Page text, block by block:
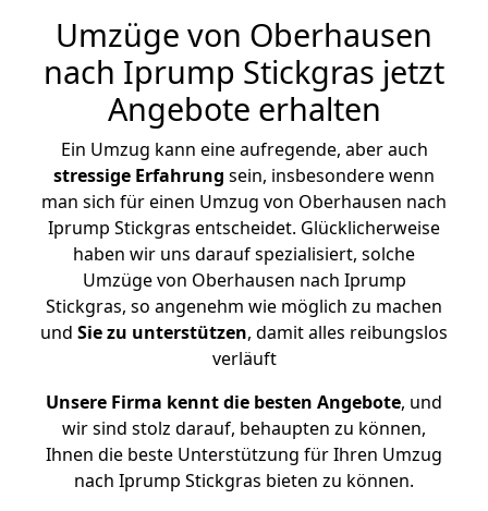
Umzüge von Oberhausen
nach Iprump Stickgras jetzt
Angebote erhalten
Ein Umzug kann eine aufregende, aber auch
stressige Erfahrung sein, insbesondere wenn
man sich für einen Umzug von Oberhausen nach
Iprump Stickgras entscheidet. Glücklicherweise
haben wir uns darauf spezialisiert, solche
Umzüge von Oberhausen nach Iprump
Stickgras, so angenehm wie möglich zu machen
und Sie zu unterstützen, damit alles reibungslos
verläuft
Unsere Firma kennt die besten Angebote, und
wir sind stolz darauf, behaupten zu können,
Ihnen die beste Unterstützung für Ihren Umzug
nach Iprump Stickgras bieten zu können.